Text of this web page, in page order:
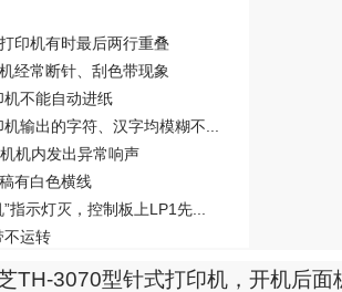
印机有时最后两行重叠
经常断针、刮色带现象
不能自动进纸
输出的字符、汉字均模糊不...
机内发出异常响声
有白色横线
指示灯灭，控制板上LP1先...
不运转
TH-3070型针式打印机，开机后面